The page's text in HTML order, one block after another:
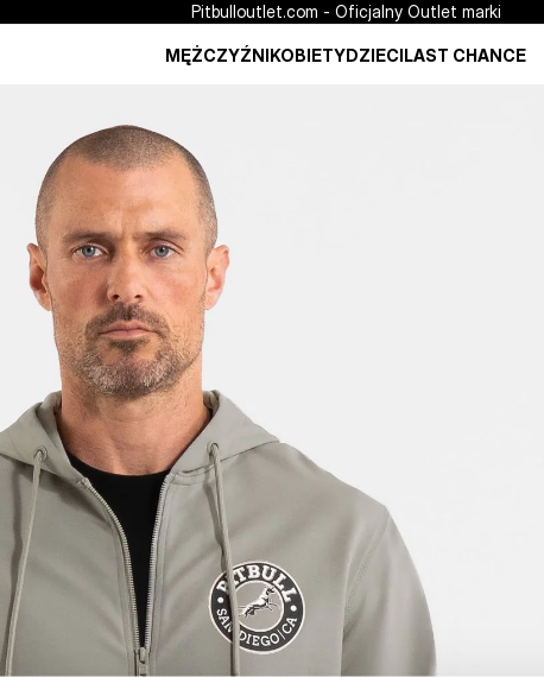
Pitbulloutlet.com - Oficjalny Outlet marki
MĘŻCZYŹNIKOBIETYDZIECILAST CHANCE